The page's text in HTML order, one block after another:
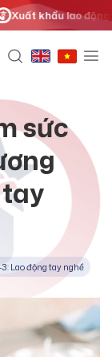
khẩu lao động hay
sức
Lao động tay nghề